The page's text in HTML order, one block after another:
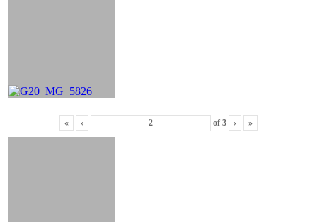
« ‹ of 3 › »